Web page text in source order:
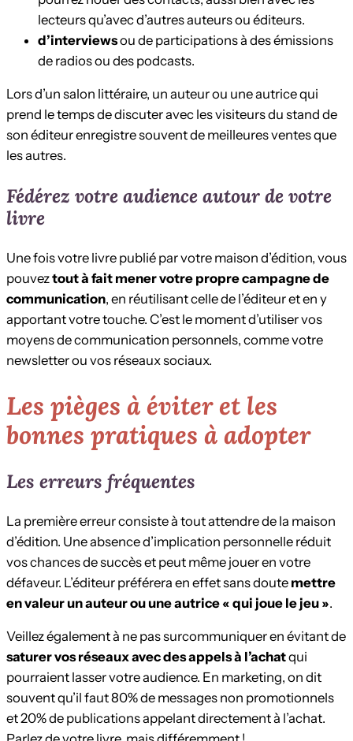
lecteurs qu’avec d’autres auteurs ou éditeurs.
d’interviewsou de participations à des émissions
de radios ou des podcasts.
Lors d’un salon littéraire, un auteur ou une autrice qui
prend le temps de discuter avec les visiteurs du stand de
son éditeur enregistre souvent de meilleures ventes que
les autres.
Fédérez votre audience autour de votre
livre
Une fois votre livre publié par votre maison d’édition, vous
pouveztout à fait mener votre propre campagne de
communication, en réutilisant celle de l’éditeur et en y
apportant votre touche. C’est le moment d’utiliser vos
moyens de communication personnels, comme votre
newsletter ou vos réseaux sociaux.
Les pièges à éviter et les
bonnes pratiques à adopter
Les erreurs fréquentes
La première erreur consiste à tout attendre de la maison
d’édition. Une absence d’implication personnelle réduit
vos chances de succès et peut même jouer en votre
défaveur. L’éditeur préférera en effet sans doute mettre
en valeur un auteur ou une autrice « qui joue le jeu ».
Veillez également à ne pas surcommuniquer en évitant de
saturer vos réseaux avec des appels à l’achatqui
pourraient lasser votre audience. En marketing, on dit
souvent qu’il faut 80% de messages non promotionnels
et 20% de publications appelant directement à l’achat.